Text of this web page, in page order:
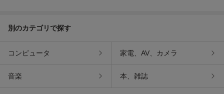
別のカテゴリで探す
コンピュータ 家電、AV、カメラ
音楽 本、雑誌